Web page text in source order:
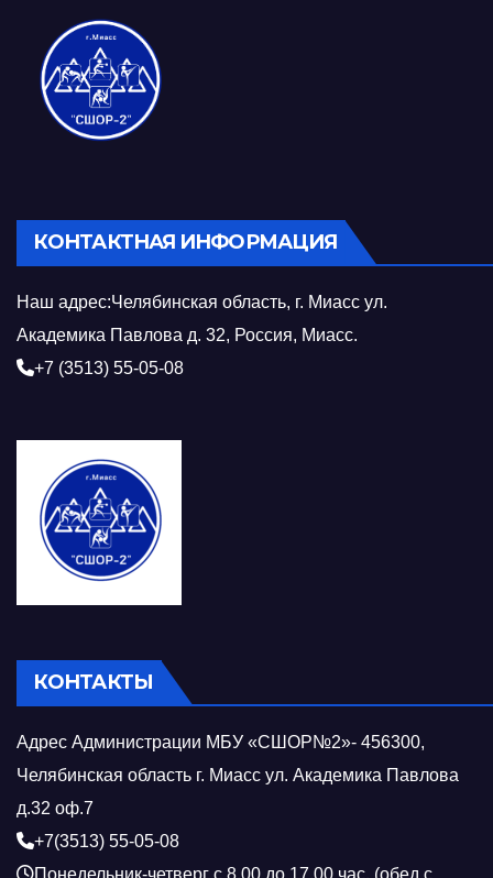
КОНТАКТНАЯ ИНФОРМАЦИЯ
Наш адрес:Челябинская область, г. Миасс ул.
Академика Павлова д. 32, Россия, Миасс.
+7 (3513) 55-05-08
КОНТАКТЫ
Адрес Администрации МБУ «СШОР№2»- 456300,
Челябинская область г. Миасс ул. Академика Павлова
д.32 оф.7
+7(3513) 55-05-08
Понедельник-четверг с 8.00 до 17.00 час. (обед с